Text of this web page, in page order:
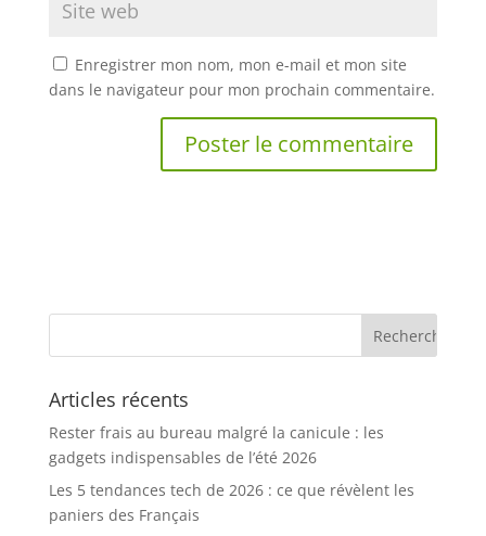
Enregistrer mon nom, mon e-mail et mon site
dans le navigateur pour mon prochain commentaire.
Articles récents
Rester frais au bureau malgré la canicule : les
gadgets indispensables de l’été 2026
Les 5 tendances tech de 2026 : ce que révèlent les
paniers des Français